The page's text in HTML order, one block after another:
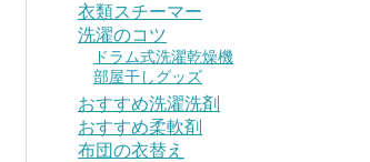
衣類スチーマー
洗濯のコツ
ドラム式洗濯乾燥機
部屋干しグッズ
おすすめ洗濯洗剤
おすすめ柔軟剤
布団の衣替え